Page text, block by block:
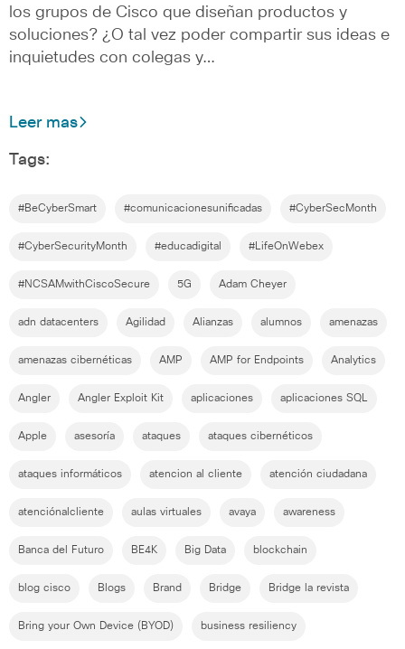
los grupos de Cisco que diseñan productos y
soluciones? ¿O tal vez poder compartir sus ideas e
inquietudes con colegas y…
Leer mas
Tags:
#BeCyberSmart #comunicacionesunificadas #CyberSecMonth
#CyberSecurityMonth #educadigital #LifeOnWebex
#NCSAMwithCiscoSecure 5G Adam Cheyer
adn datacenters Agilidad Alianzas alumnos amenazas
amenazas cibernéticas AMP AMP for Endpoints Analytics
Angler Angler Exploit Kit aplicaciones aplicaciones SQL
Apple asesoría ataques ataques cibernéticos
ataques informáticos atencion al cliente atención ciudadana
atenciónalcliente aulas virtuales avaya awareness
Banca del Futuro BE4K Big Data blockchain
blog cisco Blogs Brand Bridge Bridge la revista
Bring your Own Device (BYOD) business resiliency